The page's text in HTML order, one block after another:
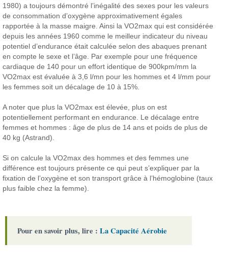
1980) a toujours démontré l’inégalité des sexes pour les valeurs
de consommation d’oxygène approximativement égales
rapportée à la masse maigre. Ainsi la VO2max qui est considérée
depuis les années 1960 comme le meilleur indicateur du niveau
potentiel d’endurance était calculée selon des abaques prenant
en compte le sexe et l’âge. Par exemple pour une fréquence
cardiaque de 140 pour un effort identique de 900kpm/mm la
VO2max est évaluée à 3,6 l/mn pour les hommes et 4 l/mm pour
les femmes soit un décalage de 10 à 15%.
A noter que plus la VO2max est élevée, plus on est
potentiellement performant en endurance.
Le décalage entre
femmes et hommes : âge de plus de 14 ans et poids de plus de
40 kg (Astrand).
Si on calcule la VO2max des hommes et des femmes une
différence est toujours présente ce qui peut s’expliquer par la
fixation de l’oxygène et son transport grâce à l’hémoglobine (taux
plus faible chez la femme).
Pour en savoir plus, lire :La Capacité Aérobie